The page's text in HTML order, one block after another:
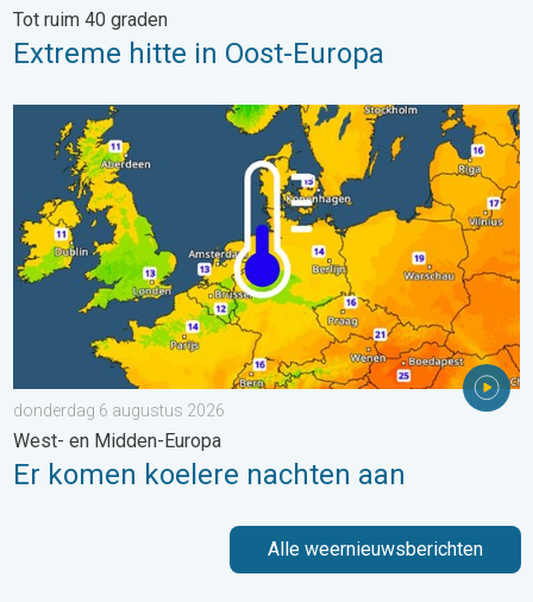
Tot ruim 40 graden
Extreme hitte in Oost-Europa
Er komen koelere nachten aan. West- en Midden-Europa. . .
donderdag 6 augustus 2026
West- en Midden-Europa
Er komen koelere nachten aan
Alle weernieuwsberichten